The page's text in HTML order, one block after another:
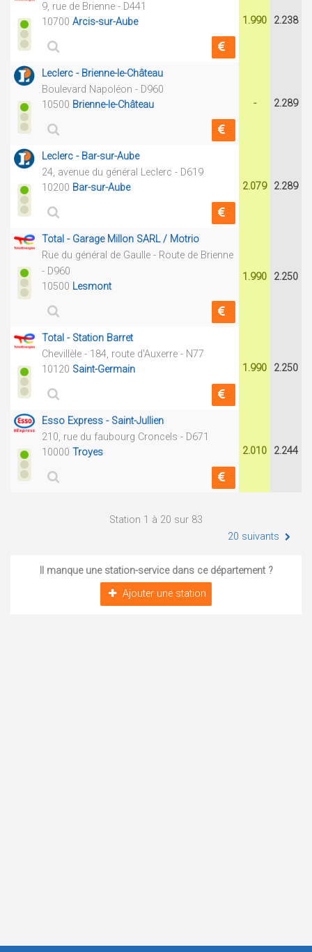
9, rue de Brienne - D441
10700 Arcis-sur-Aube 1.990 2.238
Leclerc - Brienne-le-Château
Boulevard Napoléon - D960
10500 Brienne-le-Château - 2.289
Leclerc - Bar-sur-Aube
24, avenue du général Leclerc - D619
10200 Bar-sur-Aube 2.079 2.289
Total - Garage Millon SARL / Motrio
Rue du général de Gaulle - Route de Brienne
- D960
10500 Lesmont
1.990 2.250
Total - Station Barret
Chevillèle - 184, route d'Auxerre - N77
10120 Saint-Germain 1.990 2.250
Esso Express - Saint-Jullien
210, rue du faubourg Croncels - D671
10000 Troyes 2.010 2.244
Station 1 à 20 sur 83
20 suivants
Il manque une station-service dans ce département ?
Ajouter une station